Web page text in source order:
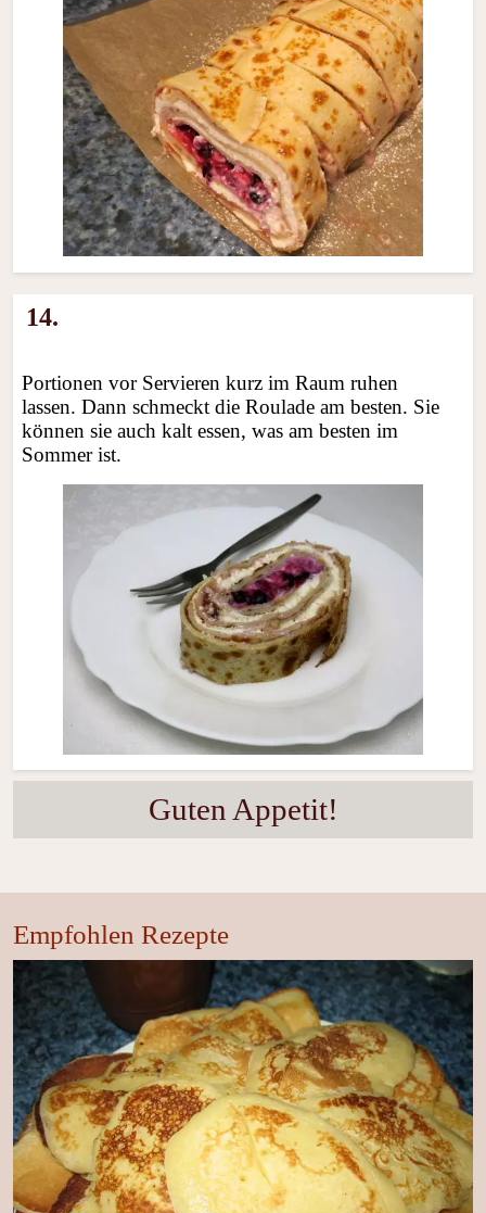
14.
Portionen vor Servieren kurz im Raum ruhen
lassen. Dann schmeckt die Roulade am besten. Sie
können sie auch kalt essen, was am besten im
Sommer ist.
Guten Appetit!
Empfohlen Rezepte